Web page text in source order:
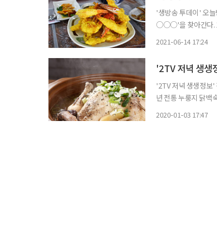
'생방송 투데이' 오
○○○'을 찾아간다. 14일 방송되는 SBS '생방송 투데이'에서는 오늘방송맛집 - 자족식당
2021-06-14 17:24
'2TV 저녁 생생정
년 전통 누룽지 닭백숙 맛집 '
2020-01-03 17:47